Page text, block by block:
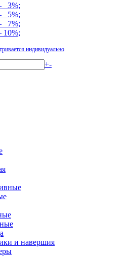
3%;
5%;
7%;
10%;
индивидуально
+-
и навершия